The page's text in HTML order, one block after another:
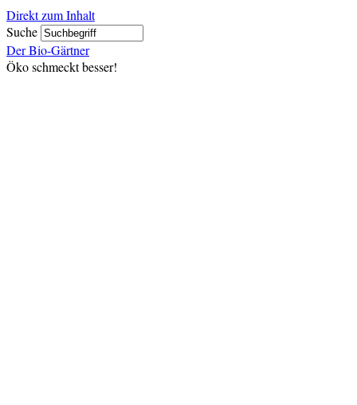
Direkt zum Inhalt
Suche
Der Bio-Gärtner
Öko schmeckt besser!